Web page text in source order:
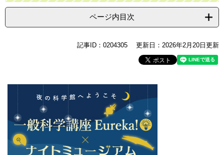
ページ内目次
記事ID：0204305 更新日：2026年2月20日更新